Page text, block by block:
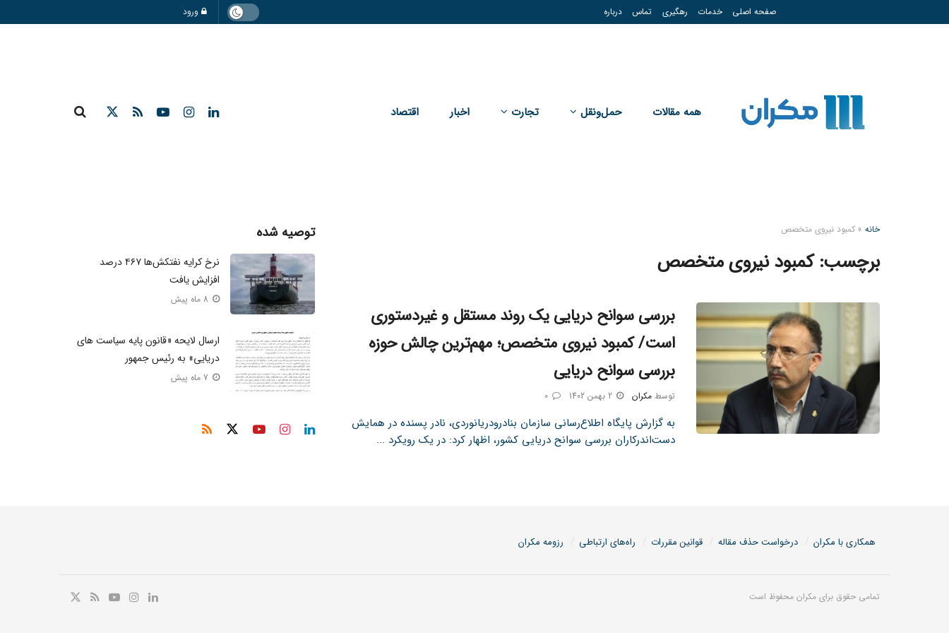
صفحه اصلی خدمات رهگیری تماس درباره ورود
همه مقالات حمل‌و‌نقل تجارت اخبار اقتصاد
خانه »کمبود نیروی متخصص
برچسب:کمبود نیروی متخصص
بررسی سوانح دریایی یک روند مستقل و غیردستوری
است/ کمبود نیروی متخصص؛ مهم‌ترین چالش حوزه
بررسی سوانح دریایی
توسط مکران 2 بهمن 1402 0
به گزارش پایگاه اطلاع‌رسانی سازمان بنادرودریانوردی، نادر پسنده در همایش
دست‌اندرکاران بررسی سوانح دریایی کشور، اظهار کرد: در یک رویکرد ...
توصیه شده
نرخ کرایه نفتکش‌ها ۴۶۷ درصد
افزایش یافت
8 ماه پیش
ارسال لایحه «قانون پایه سیاست‌ های
دریایی» به رئیس‌ جمهور
همکاری با مکران درخواست حذف مقاله قوانین مقررات راه‌های ارتباطی رزومه مکران
تمامی حقوق برای مکران محفوظ است